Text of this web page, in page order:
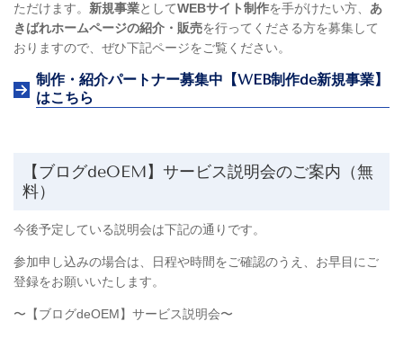
ただけます。 新規事業としてWEBサイト制作を手がけたい方、 あ
きばれホームページの紹介・販売を行ってくださる方を募集して
おりますので、ぜひ下記ページをご覧ください。
制作・紹介パートナー募集中【WEB制作de新規事業】
はこちら
【ブログdeOEM】サービス説明会のご案内（無
料）
今後予定している説明会は下記の通りです。
参加申し込みの場合は、日程や時間をご確認のうえ、お早目にご
登録をお願いいたします。
〜【ブログdeOEM】サービス説明会〜